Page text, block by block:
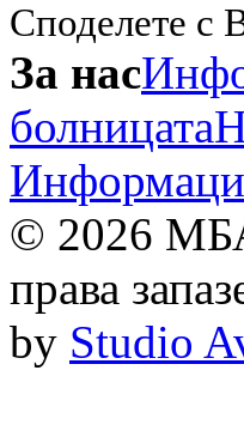
Споделете с
За нас
болницата
© 2026
права
by Studio